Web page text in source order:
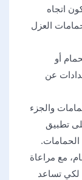
اتجاه
العزل
أو
عن
والجزء
تطبيق
مع مراعاة
لكي تساعد